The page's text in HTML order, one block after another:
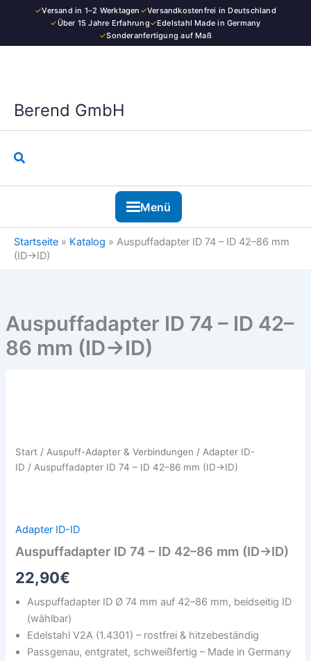
✓Versand in 1–2 Werktagen ✓Versandkostenfrei in Deutschland
✓Über 15 Jahre Erfahrung✓Edelstahl Made in Germany
✓Sonderanfertigung auf Maß
Berend GmbH
Suchen
Menü
Startseite » Katalog » Auspuffadapter ID 74 – ID 42–86 mm
(ID→ID)
Auspuffadapter ID 74 – ID 42–
86 mm (ID→ID)
Start / Auspuff-Adapter & Verbindungen / Adapter ID-
ID / Auspuffadapter ID 74 – ID 42–86 mm (ID→ID)
Adapter ID-ID
Auspuffadapter ID 74 – ID 42–86 mm (ID→ID)
22,90€
Auspuffadapter ID Ø 74 mm auf 42–86 mm, beidseitig ID
(wählbar)
Edelstahl V2A (1.4301) – rostfrei & hitzebeständig
Passgenau, entgratet, schweißfertig – Made in Germany
ID
42–